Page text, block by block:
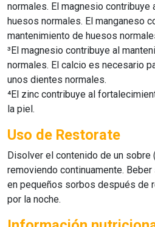
normales. El magnesio contribuye
huesos normales. El manganeso
mantenimiento de huesos
³El magnesio contribuye al
normales. El calcio es necesario
unos dientes normales.
⁴El zinc contribuye al
la piel.
Uso de Restorate
Disolver el contenido de un sobre
removiendo continuamente.
en pequeños sorbos después de
por la noche.